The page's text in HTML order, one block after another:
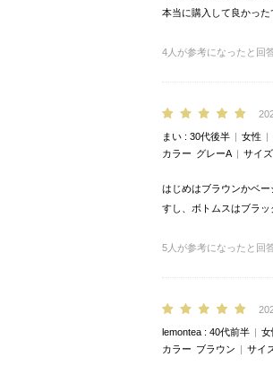
本当に購入して良かった
4 人が参考になったと回
まい 30代後半 女性
カラー グレーA サイズ
はじめはブラウンかベ
すし、ボトムスはブラッ
5 人が参考になったと回
lemontea 40代前半 女
カラー ブラウン サイ